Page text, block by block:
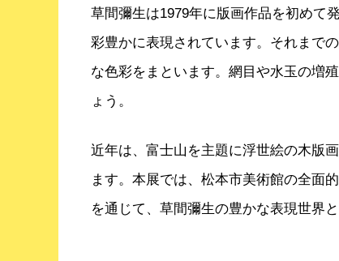
草間彌生は1979年に版画作品を初めて
彩豊かに表現されています。それまで
な色彩をまといます。網目や水玉の増
ょう。
近年は、富士山を主題に浮世絵の木版
ます。本展では、松本市美術館の全面
を通じて、草間彌生の豊かな表現世界